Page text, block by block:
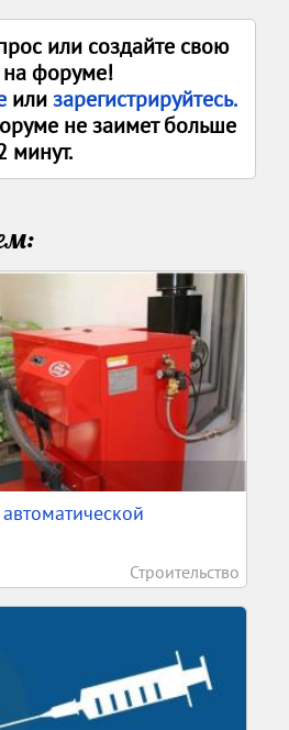
или создайте свою
на форуме!
илизарегистрируйтесь.
не заимет больше
минут.
Строительство